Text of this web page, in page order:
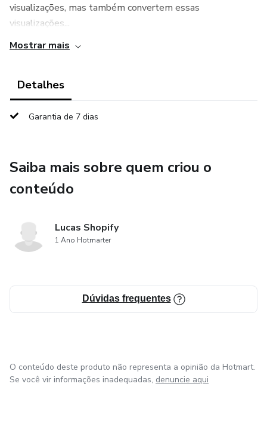
visualizações, mas também convertem essas
visualizações...
Mostrar mais
Detalhes
Garantia de 7 dias
Saiba mais sobre quem criou o
conteúdo
Lucas Shopify
1 Ano Hotmarter
Dúvidas frequentes
O conteúdo deste produto não representa a opinião da Hotmart.
Se você vir informações inadequadas, denuncie aqui